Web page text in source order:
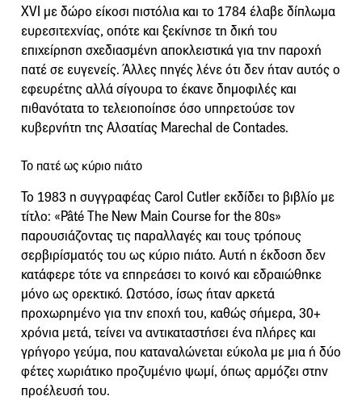
XVI με δώρο είκοσι πιστόλια και το 1784 έλαβε δίπλωμα
ευρεσιτεχνίας, οπότε και ξεκίνησε τη δική του
επιχείρηση σχεδιασμένη αποκλειστικά για την παροχή
πατέ σε ευγενείς. Άλλες πηγές λένε ότι δεν ήταν αυτός ο
εφευρέτης αλλά σίγουρα το έκανε δημοφιλές και
πιθανότατα το τελειοποίησε όσο υπηρετούσε τον
κυβερνήτη της Αλσατίας Marechal de Contades.
Το πατέ ως κύριο πιάτο
To 1983 η συγγραφέας Carol Cutler εκδίδει το βιβλίο με
τίτλο: «Pâté The New Main Course for the 80s»
παρουσιάζοντας τις παραλλαγές και τους τρόπους
σερβιρίσματός του ως κύριο πιάτο. Αυτή η έκδοση δεν
κατάφερε τότε να επηρεάσει το κοινό και εδραιώθηκε
μόνο ως ορεκτικό. Ωστόσο, ίσως ήταν αρκετά
προχωρημένο για την εποχή του, καθώς σήμερα, 30+
χρόνια μετά, τείνει να αντικαταστήσει ένα πλήρες και
γρήγορο γεύμα, που καταναλώνεται εύκολα με μια ή δύο
φέτες χωριάτικο προζυμένιο ψωμί, όπως αρμόζει στην
προέλευσή του.